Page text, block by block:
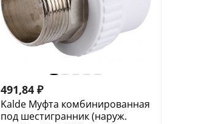
491,84 ₽
Kalde Муфта комбинированная
под шестигранник (наруж.